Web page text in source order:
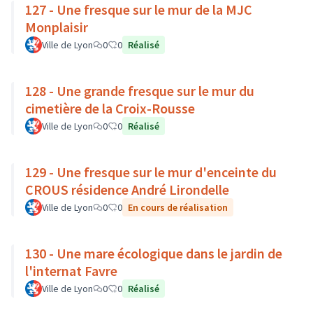
127 - Une fresque sur le mur de la MJC
Monplaisir
Ville de Lyon 0 0 Réalisé
128 - Une grande fresque sur le mur du
cimetière de la Croix-Rousse
Ville de Lyon 0 0 Réalisé
129 - Une fresque sur le mur d'enceinte du
CROUS résidence André Lirondelle
Ville de Lyon 0 0 En cours de réalisation
130 - Une mare écologique dans le jardin de
l'internat Favre
Ville de Lyon 0 0 Réalisé